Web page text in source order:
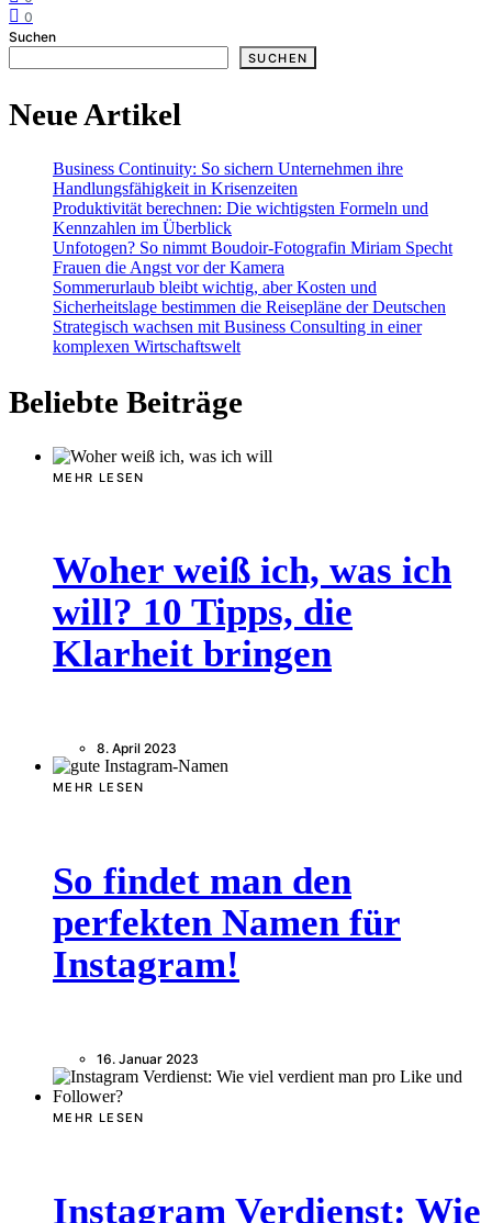
0
Suchen
SUCHEN
Neue Artikel
Business Continuity: So sichern Unternehmen ihre
Handlungsfähigkeit in Krisenzeiten
Produktivität berechnen: Die wichtigsten Formeln und
Kennzahlen im Überblick
Unfotogen? So nimmt Boudoir-Fotografin Miriam Specht
Frauen die Angst vor der Kamera
Sommerurlaub bleibt wichtig, aber Kosten und
Sicherheitslage bestimmen die Reisepläne der Deutschen
Strategisch wachsen mit Business Consulting in einer
komplexen Wirtschaftswelt
Beliebte Beiträge
MEHR LESEN
Woher weiß ich, was ich
will? 10 Tipps, die
Klarheit bringen
8. April 2023
MEHR LESEN
So findet man den
perfekten Namen für
Instagram!
16. Januar 2023
MEHR LESEN
Instagram Verdienst: Wie